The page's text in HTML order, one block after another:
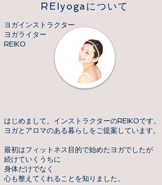
REIyogaについて
ヨガインストラクター
ヨガライター
REIKO
はじめまして。インストラクターのREIKOです。
ヨガとアロマのある暮らしをご提案しています。
最初はフィットネス目的で始めたヨガでしたが
続けていくうちに
身体だけでなく
心も整えてくれることを知りました。